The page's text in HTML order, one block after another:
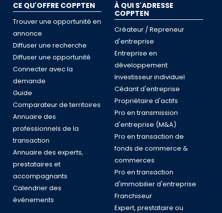
CE QU'OFFRE COPPTEN
Trouver une opportunité en
annonce
Diffuser une recherche
Diffuser une opportunité
Connecter avec la
demande
Guide
Comparateur de territoires
Annuaire des
professionnels de la
transaction
Annuaire des experts,
prestataires et
accompagnants
Calendrier des
événements
À QUI S'ADRESSE
COPPTEN
Créateur / Repreneur
d'entreprise
Entreprise en
développement
Investisseur individuel
Cédant d'entreprise
Propriétaire d'actifs
Pro en transmission
d'entreprise (M&A)
Pro en transaction de
fonds de commerce &
commerces
Pro en transaction
d'immobilier d'entreprise
Franchiseur
Expert, prestataire ou